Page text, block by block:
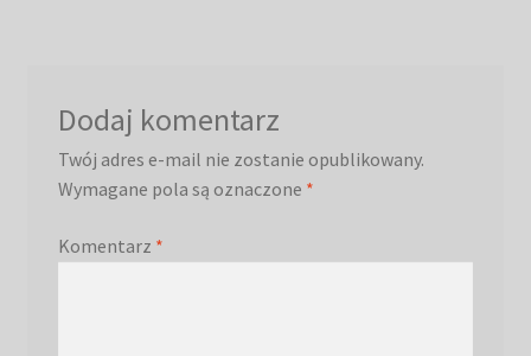
Dodaj komentarz
Twój adres e-mail nie zostanie opublikowany.
Wymagane pola są oznaczone *
Komentarz *